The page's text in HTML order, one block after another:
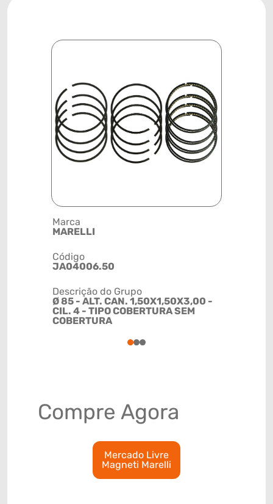
Marca
MARELLI
Código
JA04006.50
Descrição do Grupo
Ø 85 - ALT. CAN. 1,50X1,50X3,00 -
CIL. 4 - TIPO COBERTURA SEM
COBERTURA
123
Compre Agora
Mercado Livre
Magneti Marelli